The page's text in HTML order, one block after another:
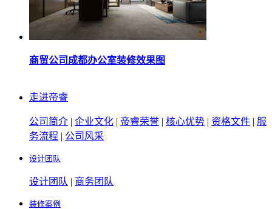
商贸公司成都办公室装修效果图​
走进帝睿
公司简介 | 企业文化 | 帝睿荣誉 | 核心优势 | 资格文件 | 服
务流程 | 公司风采
设计团队
设计团队 | 商务团队
装修案例